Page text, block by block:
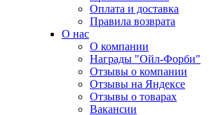
Оплата и доставка
Правила возврата
О нас
О компании
Награды "Ойл-Форби"
Отзывы о компании
Отзывы на Яндексе
Отзывы о товарах
Вакансии